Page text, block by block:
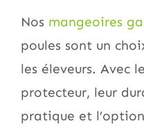
Nos mangeoires
poules sont un
les éleveurs. Avec
protecteur, leur
pratique et